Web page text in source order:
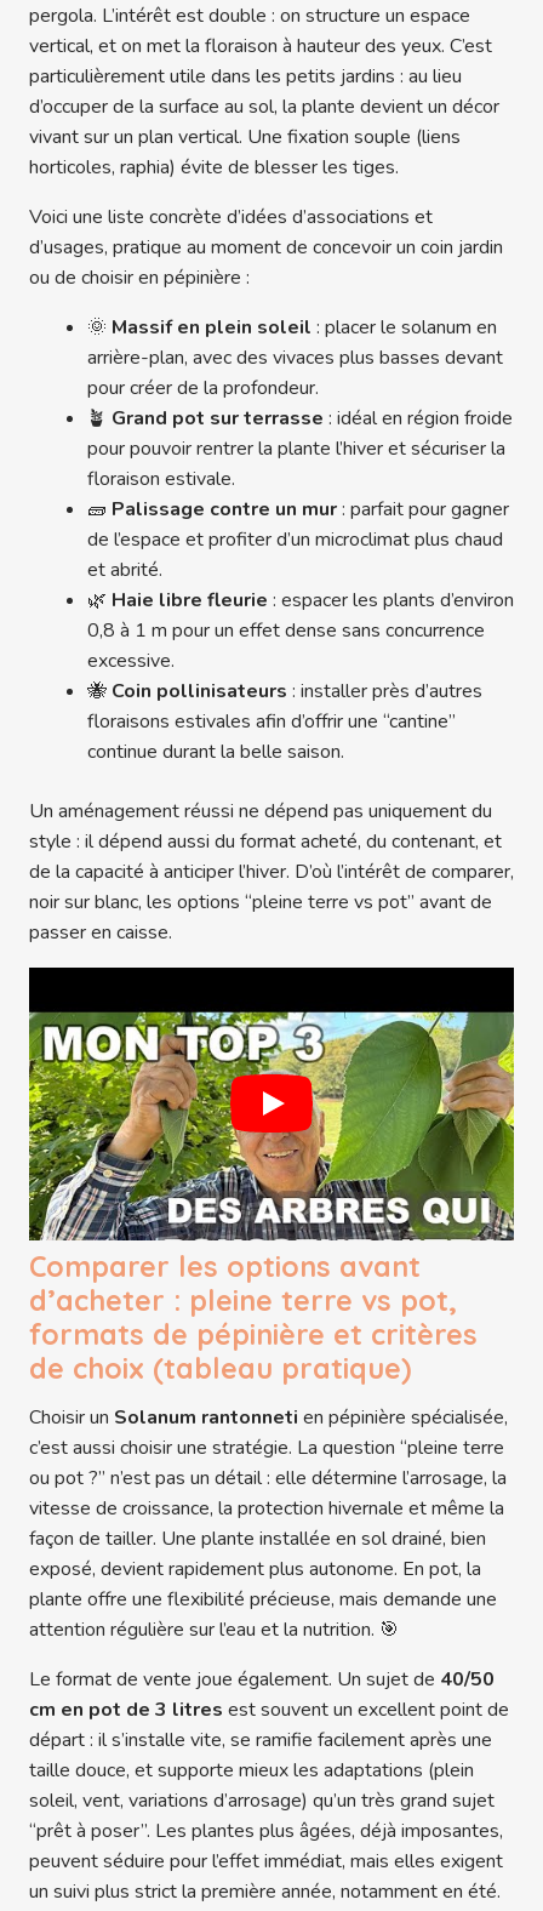
pergola. L’intérêt est double : on structure un espace
vertical, et on met la floraison à hauteur des yeux. C’est
particulièrement utile dans les petits jardins : au lieu
d’occuper de la surface au sol, la plante devient un décor
vivant sur un plan vertical. Une fixation souple (liens
horticoles, raphia) évite de blesser les tiges.
Voici une liste concrète d’idées d’associations et
d’usages, pratique au moment de concevoir un coin jardin
ou de choisir en pépinière :
🌞 Massif en plein soleil : placer le solanum en
arrière-plan, avec des vivaces plus basses devant
pour créer de la profondeur.
🪴 Grand pot sur terrasse : idéal en région froide
pour pouvoir rentrer la plante l’hiver et sécuriser la
floraison estivale.
🧱 Palissage contre un mur: parfait pour gagner
de l’espace et profiter d’un microclimat plus chaud
et abrité.
🌿 Haie libre fleurie : espacer les plants d’environ
0,8 à 1 m pour un effet dense sans concurrence
excessive.
🐝 Coin pollinisateurs : installer près d’autres
floraisons estivales afin d’offrir une “cantine”
continue durant la belle saison.
Un aménagement réussi ne dépend pas uniquement du
style : il dépend aussi du format acheté, du contenant, et
de la capacité à anticiper l’hiver. D’où l’intérêt de comparer,
noir sur blanc, les options “pleine terre vs pot” avant de
passer en caisse.
Comparer les options avant
d’acheter : pleine terre vs pot,
formats de pépinière et critères
de choix (tableau pratique)
Choisir un Solanum rantonneti en pépinière spécialisée,
c’est aussi choisir une stratégie. La question “pleine terre
ou pot ?” n’est pas un détail : elle détermine l’arrosage, la
vitesse de croissance, la protection hivernale et même la
façon de tailler. Une plante installée en sol drainé, bien
exposé, devient rapidement plus autonome. En pot, la
plante offre une flexibilité précieuse, mais demande une
attention régulière sur l’eau et la nutrition. 🎯
Le format de vente joue également. Un sujet de 40/50
cm en pot de 3 litres est souvent un excellent point de
départ : il s’installe vite, se ramifie facilement après une
taille douce, et supporte mieux les adaptations (plein
soleil, vent, variations d’arrosage) qu’un très grand sujet
“prêt à poser”. Les plantes plus âgées, déjà imposantes,
peuvent séduire pour l’effet immédiat, mais elles exigent
un suivi plus strict la première année, notamment en été.